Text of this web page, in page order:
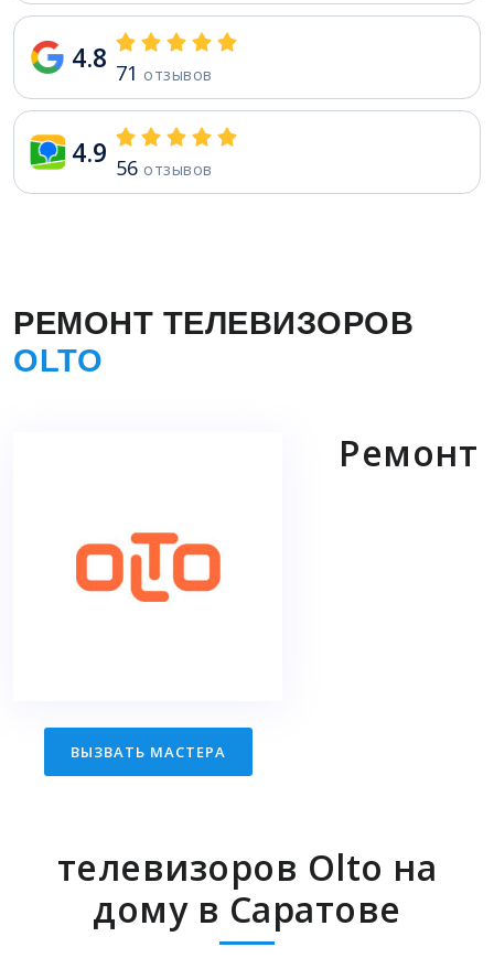
4.8 71 отзывов
4.9 56 отзывов
РЕМОНТ ТЕЛЕВИЗОРОВ
OLTO
ВЫЗВАТЬ МАСТЕРА
Ремонт
телевизоров Olto на
дому в Саратове